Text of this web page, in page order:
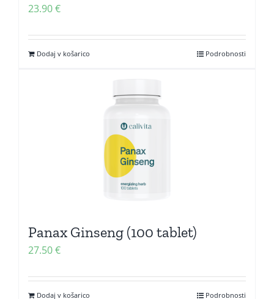
23.90€
Dodaj v košarico Podrobnosti
Panax Ginseng (100 tablet)
27.50€
Dodaj v košarico Podrobnosti